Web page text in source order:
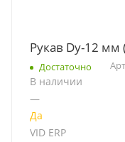
Рукав Dу-12 мм
Достаточно
В наличии
—
Да
VID ERP